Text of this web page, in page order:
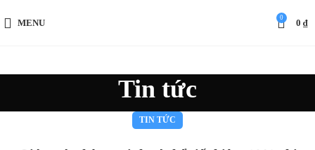
MENU
0
0 ₫
Tin tức
TIN TỨC